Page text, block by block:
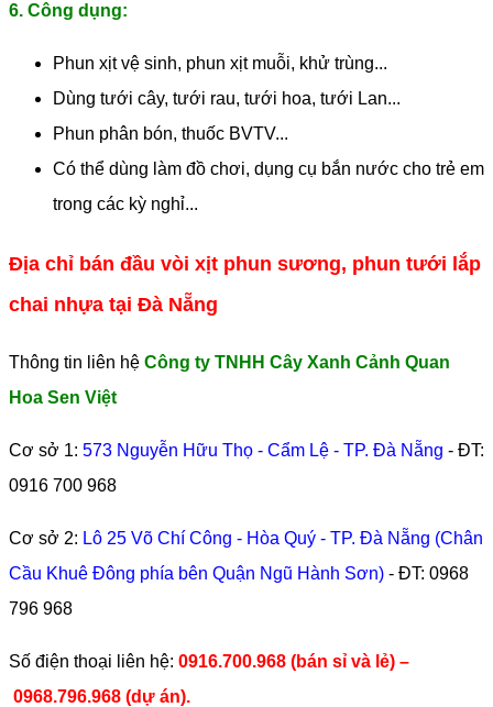
6. Công dụng:
Phun xịt vệ sinh, phun xịt muỗi, khử trùng...
Dùng tưới cây, tưới rau, tưới hoa, tưới Lan...
Phun phân bón, thuốc BVTV...
Có thể dùng làm đồ chơi, dụng cụ bắn nước cho trẻ em
trong các kỳ nghỉ...
Địa chỉ bán đầu vòi xịt phun sương, phun tưới lắp
chai nhựa tại Đà Nẵng
Thông tin liên hệ Công ty TNHH Cây Xanh Cảnh Quan
Hoa Sen Việt
Cơ sở 1: 573 Nguyễn Hữu Thọ - Cẩm Lệ - TP. Đà Nẵng - ĐT:
0916 700 968
Cơ sở 2: Lô 25 Võ Chí Công - Hòa Quý - TP. Đà Nẵng (Chân
Cầu Khuê Đông phía bên Quận Ngũ Hành Sơn) - ĐT: 0968
796 968
​Số điện thoại liên hệ: 0916.700.968 (bán sỉ và lẻ) –
0968.796.968 (dự án).